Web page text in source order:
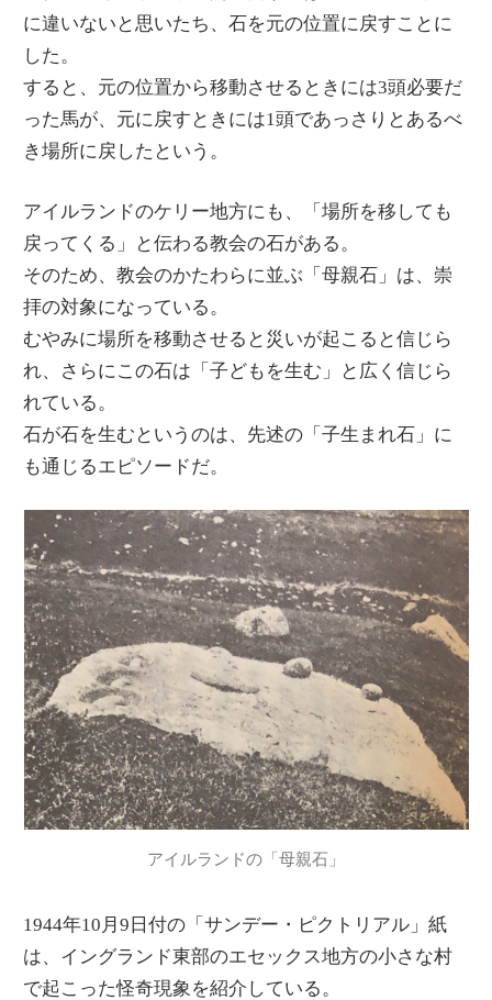
に違いないと思いたち、石を元の位置に戻すことに
した。
すると、元の位置から移動させるときには3頭必要だ
った馬が、元に戻すときには1頭であっさりとあるべ
き場所に戻したという。
アイルランドのケリー地方にも、「場所を移しても
戻ってくる」と伝わる教会の石がある。
そのため、教会のかたわらに並ぶ「母親石」は、崇
拝の対象になっている。
むやみに場所を移動させると災いが起こると信じら
れ、さらにこの石は「子どもを生む」と広く信じら
れている。
石が石を生むというのは、先述の「子生まれ石」に
も通じるエピソードだ。
アイルランドの「母親石」
1944年10月9日付の「サンデー・ピクトリアル」紙
は、イングランド東部のエセックス地方の小さな村
で起こった怪奇現象を紹介している。